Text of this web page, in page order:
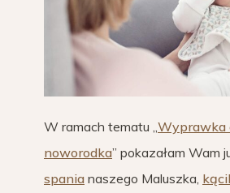
W ramach tematu „Wyprawka
noworodka” pokazałam Wam
spania naszego Maluszka,